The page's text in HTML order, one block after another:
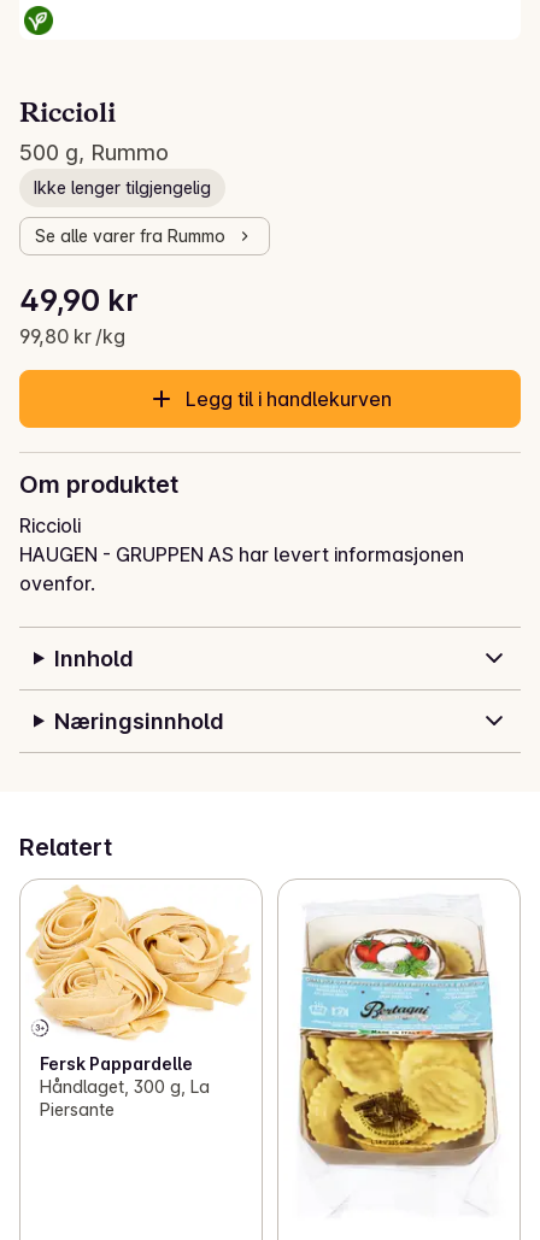
Riccioli
500 g, Rummo
Ikke lenger tilgjengelig
Se alle varer fra Rummo
Gjeldende pris er: 49,90 kr
49,90 kr
99,80 kr /kg
Stykkpris: 99,80 kr /kg
Legg til i handlekurven
Om produktet
Riccioli
HAUGEN - GRUPPEN AS har levert informasjonen
ovenfor.
Innhold
Næringsinnhold
Relatert
Fersk Pappardelle
Håndlaget, 300 g, La
Piersante